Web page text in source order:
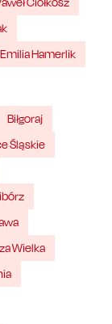
Emilia Hamerlik
Biłgoraj
Śląskie
Wielka